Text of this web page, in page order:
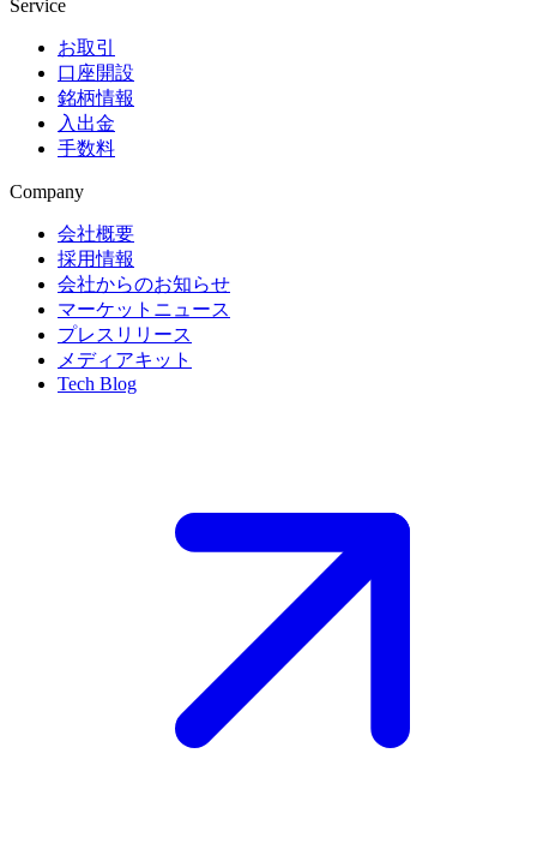
Service
お取引
口座開設
銘柄情報
入出金
手数料
Company
会社概要
採用情報
会社からのお知らせ
マーケットニュース
プレスリリース
メディアキット
Tech Blog